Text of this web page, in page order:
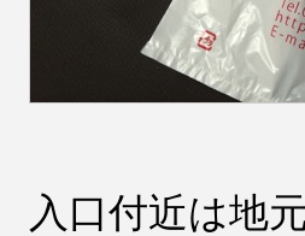
入口付近は地